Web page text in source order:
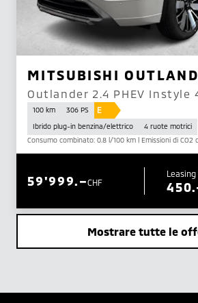
MITSUBISHI
Outlander 2.4 PHEV Instyle
100 km 306 PS E
Ibrido plug-in benzina/elettrico
4 ruote motrici
Consumo combinato: 0.8 l/100 km | Emissioni di CO2
CHF
59'999.– Leasing
Mostrare tutte le